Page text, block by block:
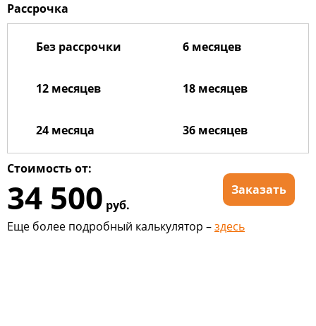
Рассрочка
Без рассрочки 6 месяцев
12 месяцев 18 месяцев
24 месяца 36 месяцев
Стоимость от:
34 500 руб.
Заказать
Еще более подробный калькулятор –здесь